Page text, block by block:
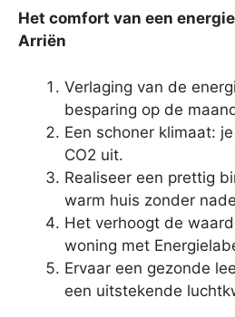
Het comfort van een
Arriën
Verlaging van de
besparing op de
Een schoner klimaat:
CO2 uit.
Realiseer een prettig
warm huis zonder
Het verhoogt de
woning met
Ervaar een gezonde
een uitstekende